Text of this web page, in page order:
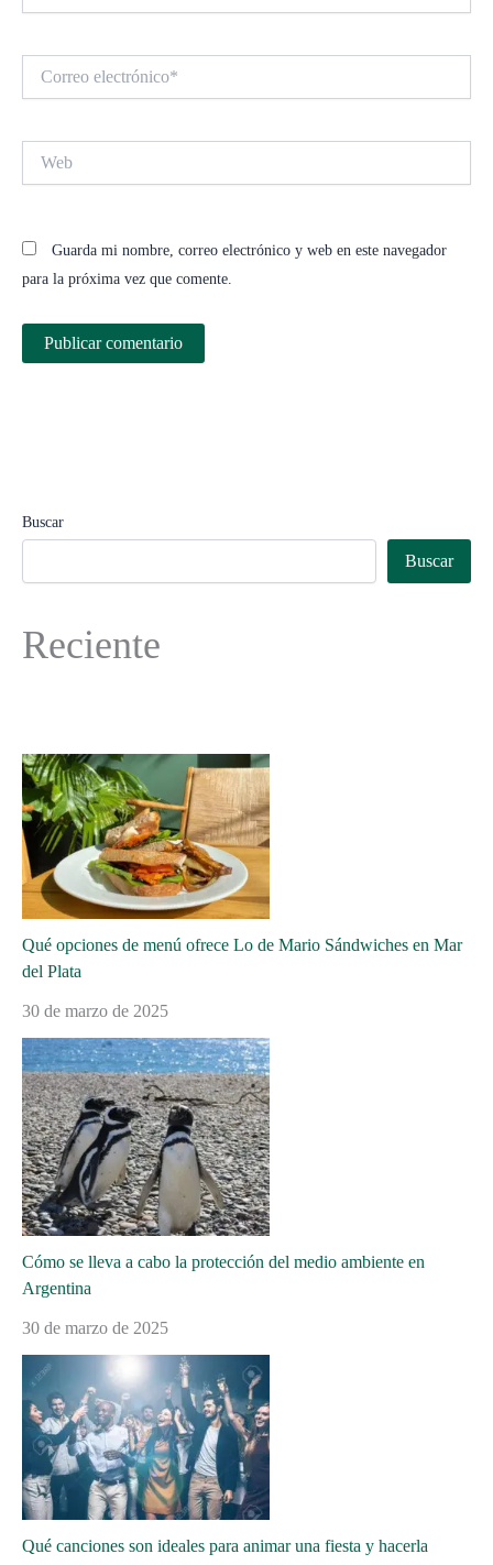
electrónico*
Guarda mi nombre, correo electrónico y web en este navegador
para la próxima vez que comente.
Buscar
Buscar
Reciente
Qué opciones de menú ofrece Lo de Mario Sándwiches en Mar
del Plata
30 de marzo de 2025
Cómo se lleva a cabo la protección del medio ambiente en
Argentina
30 de marzo de 2025
Qué canciones son ideales para animar una fiesta y hacerla